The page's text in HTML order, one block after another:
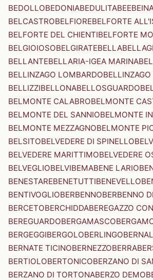
BEDOLLOBEDONIABEDULITABEE
BELCASTROBELFIOREBELFORTE
BELFORTE DEL CHIENTIBELFORTE
BELGIOIOSOBELGIRATEBELLA
BELLANTEBELLARIA-IGEA MARINA
BELLINZAGO LOMBARDOBELLINZAGO
BELLIZZIBELLONABELLOSGUARDO
BELMONTE CALABROBELMONTE
BELMONTE DEL SANNIOBELMONTE
BELMONTE MEZZAGNOBELMONTE
BELSITOBELVEDERE DI SPINELLO
BELVEDERE MARITTIMOBELVEDERE
BELVEGLIOBELVIBEMABENE LARIO
BENESTAREBENETUTTIBENEVELLO
BENTIVOGLIOBERBENNOBERBENNO
BERCETOBERCHIDDABEREGAZZO
BEREGUARDOBERGAMASCO
BERGEGGIBERGOLOBERLINGO
BERNATE TICINOBERNEZZOBERRA
BERTIOLOBERTONICOBERZANO DI
BERZANO DI TORTONABERZO DEMO